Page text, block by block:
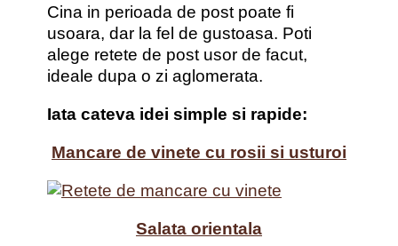
Cina in perioada de post poate fi
usoara, dar la fel de gustoasa. Poti
alege retete de post usor de facut,
ideale dupa o zi aglomerata.
Iata cateva idei simple si rapide:
Mancare de vinete cu rosii si usturoi
Salata orientala